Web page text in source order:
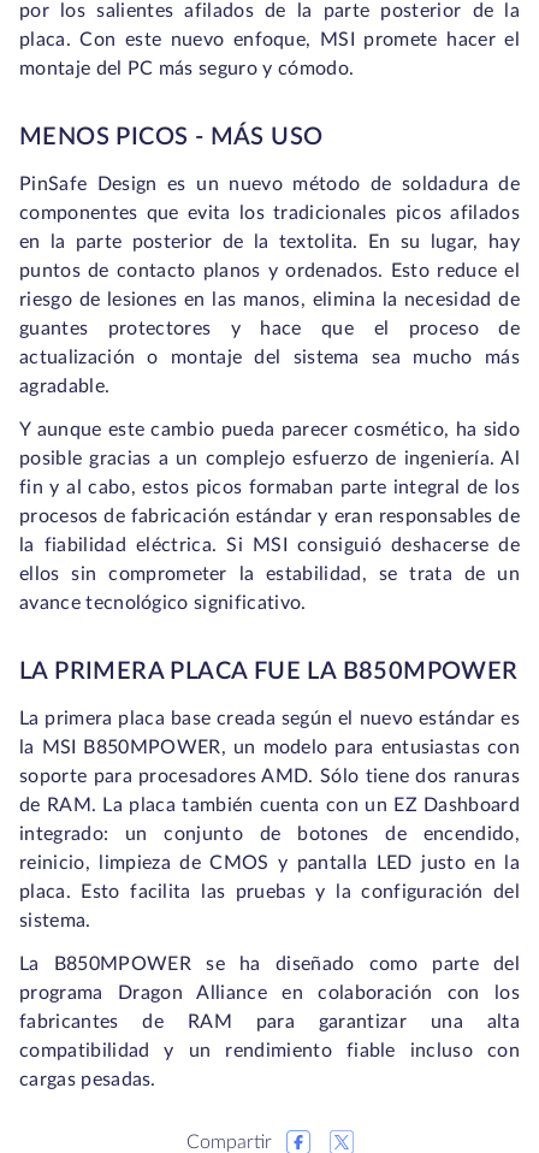
por los salientes afilados de la parte posterior de la
placa. Con este nuevo enfoque, MSI promete hacer el
montaje del PC más seguro y cómodo.
MENOS PICOS - MÁS USO
PinSafe Design es un nuevo método de soldadura de
componentes que evita los tradicionales picos afilados
en la parte posterior de la textolita. En su lugar, hay
puntos de contacto planos y ordenados. Esto reduce el
riesgo de lesiones en las manos, elimina la necesidad de
guantes protectores y hace que el proceso de
actualización o montaje del sistema sea mucho más
agradable.
Y aunque este cambio pueda parecer cosmético, ha sido
posible gracias a un complejo esfuerzo de ingeniería. Al
fin y al cabo, estos picos formaban parte integral de los
procesos de fabricación estándar y eran responsables de
la fiabilidad eléctrica. Si MSI consiguió deshacerse de
ellos sin comprometer la estabilidad, se trata de un
avance tecnológico significativo.
LA PRIMERA PLACA FUE LA B850MPOWER
La primera placa base creada según el nuevo estándar es
la MSI B850MPOWER, un modelo para entusiastas con
soporte para procesadores AMD. Sólo tiene dos ranuras
de RAM. La placa también cuenta con un EZ Dashboard
integrado: un conjunto de botones de encendido,
reinicio, limpieza de CMOS y pantalla LED justo en la
placa. Esto facilita las pruebas y la configuración del
sistema.
La B850MPOWER se ha diseñado como parte del
programa Dragon Alliance en colaboración con los
fabricantes de RAM para garantizar una alta
compatibilidad y un rendimiento fiable incluso con
cargas pesadas.
Compartir